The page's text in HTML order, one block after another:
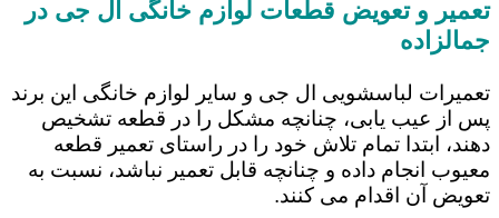
تعمیر و تعویض قطعات لوازم خانگی ال جی در
جمالزاده
تعمیرات لباسشویی ال جی و سایر لوازم خانگی این برند
پس از عیب یابی، چنانچه مشکل را در قطعه تشخیص
دهند، ابتدا تمام تلاش خود را در راستای تعمیر قطعه
معیوب انجام داده و چنانچه قابل تعمیر نباشد، نسبت به
تعویض آن اقدام می کنند.